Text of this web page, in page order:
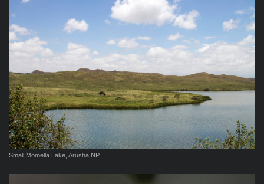
Small Momella Lake, Arusha NP